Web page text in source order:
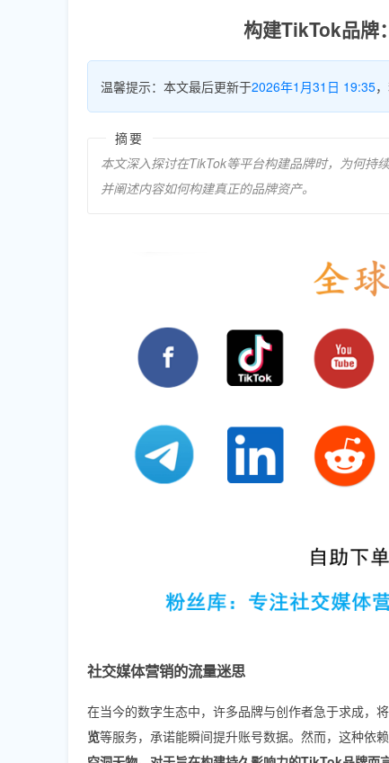
构建TikTok品牌
温馨提示：本文最后更新于2026年1月31日 19:35
摘要
本文深入探讨在TikTok等平台构建品牌时，为何持
并阐述内容如何构建真正的品牌资产。
社交媒体营销的流量迷思
在当今的数字生态中，许多品牌与创作者急于求成，将
览等服务，承诺能瞬间提升账号数据。然而，这种依赖